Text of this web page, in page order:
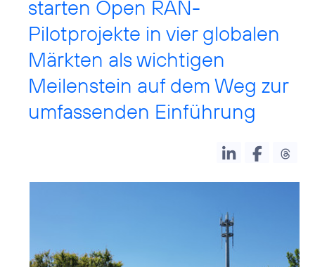
starten Open RAN-
Pilotprojekte in vier globalen
Märkten als wichtigen
Meilenstein auf dem Weg zur
umfassenden Einführung